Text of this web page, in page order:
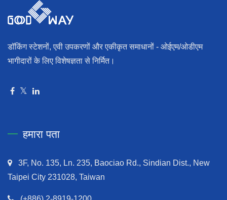
डॉकिंग स्टेशनों, एवी उपकरणों और एकीकृत समाधानों - ओईएम/ओडीएम
भागीदारों के लिए विशेषज्ञता से निर्मित।
हमारा पता
3F, No. 135, Ln. 235, Baociao Rd., Sindian Dist., New
Taipei City 231028, Taiwan